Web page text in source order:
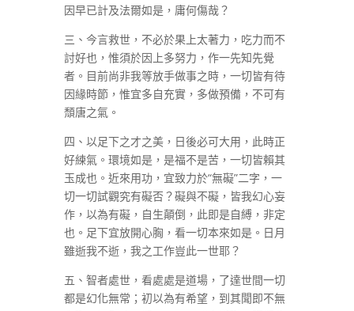
因早已計及法爾如是，庸何傷哉？
三、今言救世，不必於果上太著力，吃力而不
討好也，惟須於因上多努力，作一先知先覺
者。目前尚非我等放手做事之時，一切皆有待
因緣時節，惟宜多自充實，多做預備，不可有
頹唐之氣。
四、以足下之才之美，日後必可大用，此時正
好練氣。環境如是，是福不是苦，一切皆賴其
玉成也。近來用功，宜致力於“無礙”二字，一
切一切試觀究有礙否？礙與不礙，皆我幻心妄
作，以為有礙，自生顛倒，此即是自縛，非定
也。足下宜放開心胸，看一切本來如是。日月
雖逝我不逝，我之工作豈此一世耶？
五、智者處世，看處處是道場，了達世間一切
都是幻化無常；初以為有希望，到其聞即不無